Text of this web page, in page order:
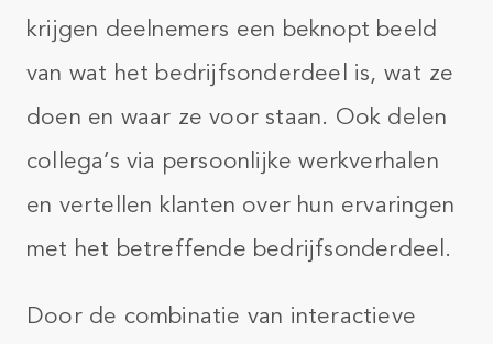
krijgen deelnemers een beknopt beeld
van wat het bedrijfsonderdeel is, wat ze
doen en waar ze voor staan. Ook delen
collega’s via persoonlijke werkverhalen
en vertellen klanten over hun ervaringen
met het betreffende bedrijfsonderdeel.
Door de combinatie van interactieve